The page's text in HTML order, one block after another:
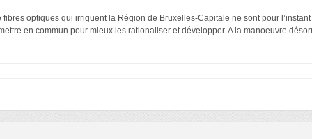
optiques qui irriguent la Région de Bruxelles-Capitale ne sont pour
en commun pour mieux les rationaliser et développer. A la manoeuvre